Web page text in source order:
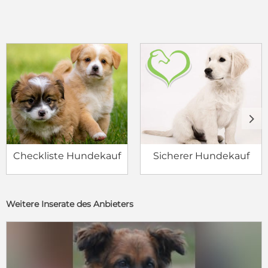
Checkliste Hundekauf Sicherer Hundekauf
c d
Weitere Inserate des Anbieters